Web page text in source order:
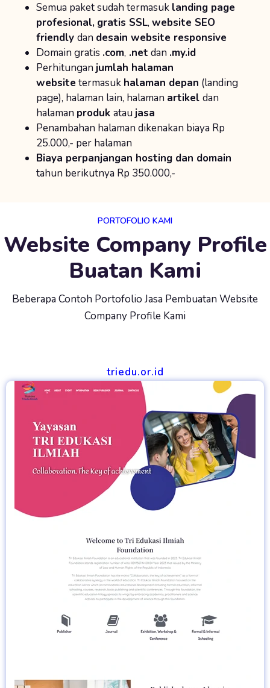
Semua paket sudah termasuk landing page
profesional, gratis SSL, website SEO
friendly dan desain website responsive
Domain gratis .com, .net dan .my.id
Perhitungan jumlah halaman
website termasuk halaman depan (landing
page), halaman lain, halaman artikel dan
halaman produk atau jasa
Penambahan halaman dikenakan biaya Rp
25.000,- per halaman
Biaya perpanjangan hosting dan domain
tahun berikutnya Rp 350.000,-
PORTOFOLIO KAMI
Website Company Profile
Buatan Kami
Beberapa Contoh Portofolio Jasa Pembuatan Website
Company Profile Kami
triedu.or.id